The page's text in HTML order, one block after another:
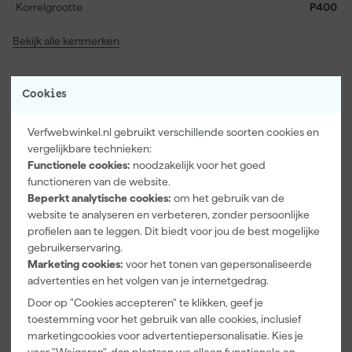
Cookies
Verfwebwinkel.nl gebruikt verschillende soorten cookies en
vergelijkbare technieken:
Functionele cookies: noodzakelijk voor het goed
functioneren van de website.
Beperkt analytische cookies: om het gebruik van de
website te analyseren en verbeteren, zonder persoonlijke
profielen aan te leggen. Dit biedt voor jou de best mogelijke
gebruikerservaring.
Marketing cookies: voor het tonen van gepersonaliseerde
advertenties en het volgen van je internetgedrag.
Door op "Cookies accepteren" te klikken, geef je
toestemming voor het gebruik van alle cookies, inclusief
marketingcookies voor advertentiepersonalisatie. Kies je
Korrelgrootte P400
Bekijk alle kenmerken
Vaak gekocht met
Paintura
Lucamax
Washi tape -
50mx24mm
Morgen
Go!Paint
Economy S
Verfbak -
10cm Roller -
15 x 32 cm + 5
Morgen
Anza PRO
Muurverfset
MICMEX set
6-delig
Morgen